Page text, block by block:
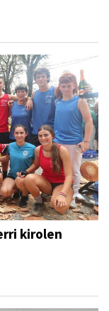
kirolen